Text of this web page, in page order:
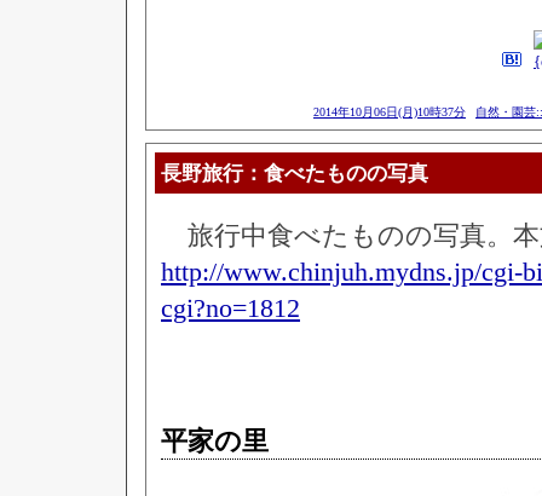
2014年10月06日(月)10時37分 自然・園芸
長野旅行：食べたものの写真
旅行中食べたものの写真。
http://www.chinjuh.mydns.jp/cgi-
cgi?no=1812
平家の里